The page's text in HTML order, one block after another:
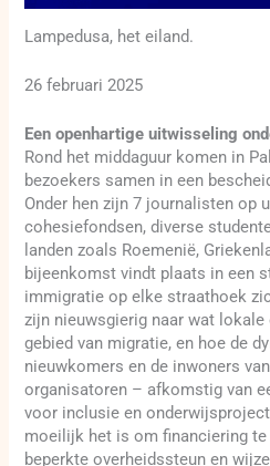
Lampedusa, het eiland.
26 februari 2025
Een openhartige uitwisseling
Rond het middaguur komen in
bezoekers samen in een
Onder hen zijn 7 journalisten op
cohesiefondsen, diverse
landen zoals Roemenië,
bijeenkomst vindt plaats in een
immigratie op elke straathoek
zijn nieuwsgierig naar wat
gebied van migratie, en hoe de
nieuwkomers en de inwoners
organisatoren – afkomstig van
voor inclusie en
moeilijk het is om financiering
beperkte overheidssteun en